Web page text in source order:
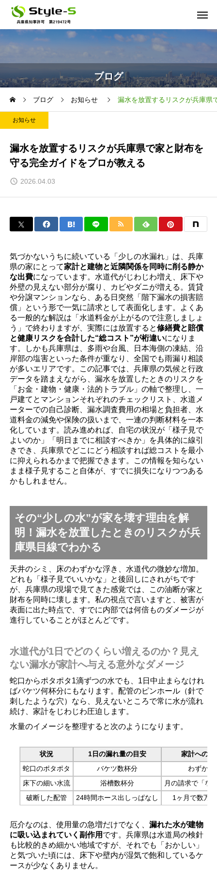
ブログ
ブログ お知らせ 漏水を放置するリスクが兵庫県
お知らせ
漏水を放置するリスクが兵庫県で家と財布を
守る完全ガイドをプロが教える
2026.04.03
気づかないうちに続いている「少しの水漏れ」は、兵庫
県の家にとって家計と建物と近隣関係を同時に削る静か
な出費になっています。水道代がじわじわ増え、床下や
外壁の見えない部分が腐り、カビやダニが増える。賃貸
や分譲マンションなら、ある日突然「階下漏水の損害賠
償」という形で一気に請求として表面化します。よくあ
る一般的な解説は「水道料金が上がるので注意しましょ
う」で終わりますが、実際には放置すると修繕費と賠償
と健康リスクを合計した“総コスト”が桁違いになりま
す。しかも兵庫県は、多雨や台風、日本海側の凍結、沿
岸部の塩害といった条件が重なり、全国でも雨漏り相談
が多いエリアです。この記事では、兵庫県の気候と行政
データを踏まえながら、漏水を放置したときのリスクを
「お金・建物・健康・法的トラブル」の軸で整理し、一
戸建てとマンションそれぞれのチェックリスト、水道メ
ーターでの自己診断、漏水調査費用の相場と負担者、水
道料金の減免や保険の扱いまで、一連の判断材料を一本
化しています。読み進めれば、自宅の状況が「様子見で
よいのか」「明日までに相談すべきか」を具体的に線引
きでき、兵庫県でどこにどう相談すれば総コストを最小
に抑えられるかまで把握できます。この情報を知らない
まま様子見すること自体が、すでに損失になりつつある
かもしれません。
その“少しの水”が家を壊す理由を解
明！漏水を放置したときのリスクが兵
庫県目線でわかる
天井のシミ、床のわずかな浮き、水道代の微妙な増加。
どれも「様子見でいいかな」と後回しにされがちです
が、兵庫県の現場で見てきた感覚では、この油断が家と
財布を同時に壊します。私の視点で言いますと、被害が
表面に出た時点で、すでに内部では何倍ものダメージが
進行していることがほとんどです。
水道代が1日でどのくらい増えるのか？見え
ない漏水が家計へ与える意外なダメージ
蛇口からポタポタ1滴ずつの水でも、1日中止まらなけれ
ばバケツ何杯分にもなります。配管のピンホール（針で
刺したような穴）なら、見えないところで常に水が流れ
続け、家計をじわじわ圧迫します。
水量のイメージを整理すると次のようになります。
状況 1日の漏れ量の目安
家計への影
蛇口のポタポタ
バケツ数杯分
わずか
床下の細い水流
浴槽数杯分
月の請求で「な
破断した配管
24時間ホース出しっぱなし 1ヶ月で数万
厄介なのは、使用量の急増だけでなく、 漏れた水が建物
に吸い込まれていく副作用 です。兵庫県は水道局の検針
も比較的きめ細かい地域ですが、それでも「おかしい」
と気づいた頃には、床下や壁内が湿気で飽和しているケ
ースが少なくありません。